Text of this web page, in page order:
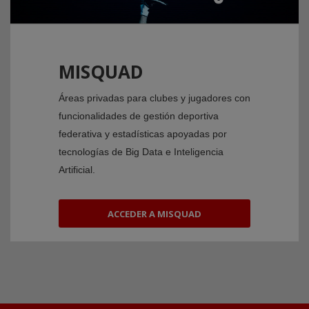
MISQUAD
Áreas privadas para clubes y jugadores con
funcionalidades de gestión deportiva
federativa y estadísticas apoyadas por
tecnologías de Big Data e Inteligencia
Artificial.
ACCEDER A MISQUAD